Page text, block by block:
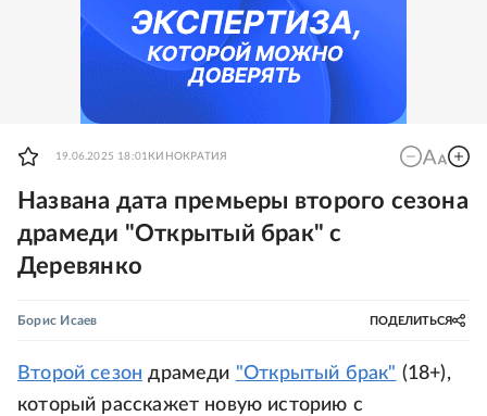
19.06.2025 18:01 КИНОКРАТИЯ
Названа дата премьеры второго сезона
драмеди "Открытый брак" с
Деревянко
Борис Исаев ПОДЕЛИТЬСЯ
Второй сезон драмеди "Открытый брак" (18+),
который расскажет новую историю с